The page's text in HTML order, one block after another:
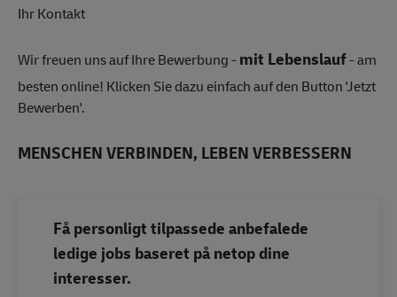
Ihr Kontakt
Wir freuen uns auf Ihre Bewerbung -mit Lebenslauf- am
besten online! Klicken Sie dazu einfach auf den Button 'Jetzt
Bewerben'.
MENSCHEN VERBINDEN, LEBEN VERBESSERN
Få personligt tilpassede anbefalede
ledige jobs baseret på netop dine
interesser.